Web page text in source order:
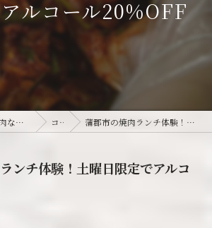
ルコール20%OFF
愛知県蒲郡市の焼肉なら焼肉ダイニング joie-ジョワ- コラム 蒲郡市の焼肉ランチ体験！土曜日限定でアルコール20%OFF
ンチ体験！土曜日限定でアルコ